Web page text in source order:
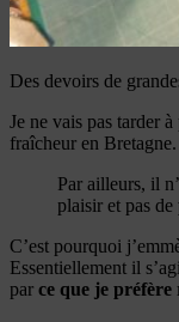
Des devoirs de
Je ne vais pas tarder
fraîcheur en Bretagne.
Par ailleurs, il
plaisir et pas de
C’est pourquoi
Essentiellement il
par ce que je préfère